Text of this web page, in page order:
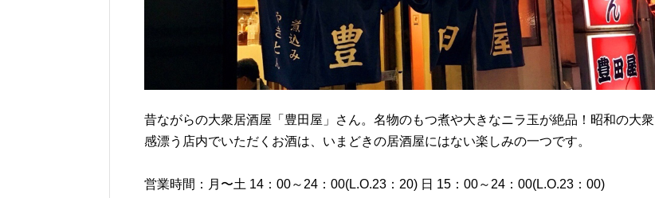
昔ながらの大衆居酒屋「 豊田屋」さん。名物のもつ煮や大きなニラ玉が絶品！昭和の大衆
感漂う店内でいただくお酒は、いまどきの居酒屋にはない楽しみの一つです。
営業時間：月〜土 14：00～24：00(L.O.23：20) 日 15：00～24：00(L.O.23：00)